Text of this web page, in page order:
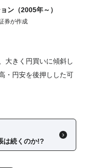
ン（2005年～）
券が作成
大きく円買いに傾斜し
・円安を後押しした可
は続くのか!?